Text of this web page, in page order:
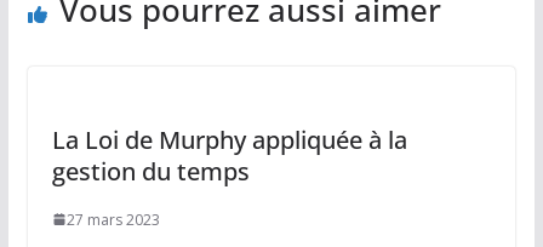
Vous pourrez aussi aimer
La Loi de Murphy appliquée à la
gestion du temps
27 mars 2023